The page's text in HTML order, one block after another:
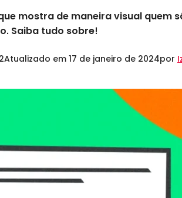
mostra de maneira visual quem
Saiba tudo sobre!
Atualizado em 17 de janeiro de 2024por